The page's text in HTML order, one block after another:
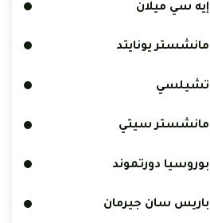
إيه سي ميلان
مانشستر يونايتد
تشيلسي
مانشستر سيتي
بوروسيا دورتموند
باريس سان جيرمان